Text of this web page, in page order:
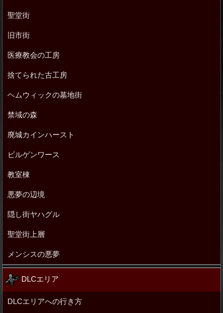
聖堂街
旧市街
医療教会の工房
捨てられた古工房
ヘムウィックの墓地街
禁域の森
廃城カインハースト
ビルゲンワース
教室棟
悪夢の辺境
隠し街ヤハグル
聖堂街上層
メンシスの悪夢
DLCエリア
DLCエリアへの行き方